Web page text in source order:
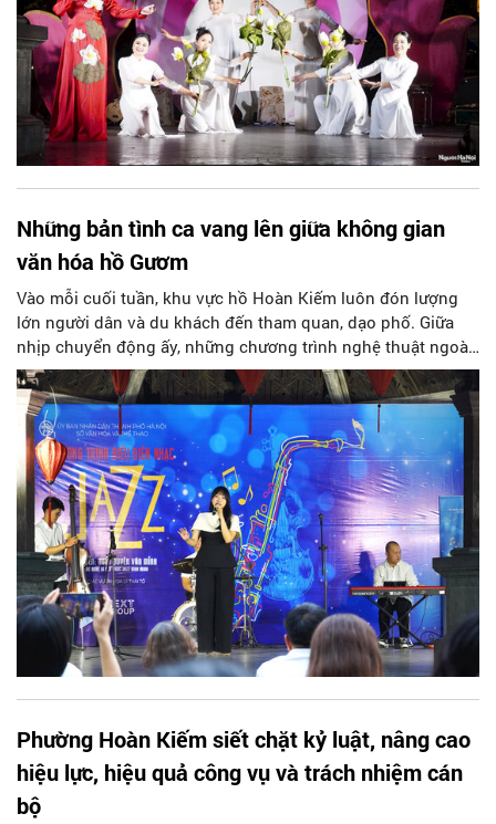
Những bản tình ca vang lên giữa không gian
văn hóa hồ Gươm
Vào mỗi cuối tuần, khu vực hồ Hoàn Kiếm luôn đón lượng
lớn người dân và du khách đến tham quan, dạo phố. Giữa
nhịp chuyển động ấy, những chương trình nghệ thuật ngoài
trời đang dần “bồi đắp” thêm diện mạo cho không gian công
cộng của Thủ đô, nơi công chúng không chỉ tham gia các
hoạt động vui chơi, giải trí mà còn có cơ hội tiếp cận nghệ
thuật theo cách gần gũi hơn.
Phường Hoàn Kiếm siết chặt kỷ luật, nâng cao
hiệu lực, hiệu quả công vụ và trách nhiệm cán
bộ